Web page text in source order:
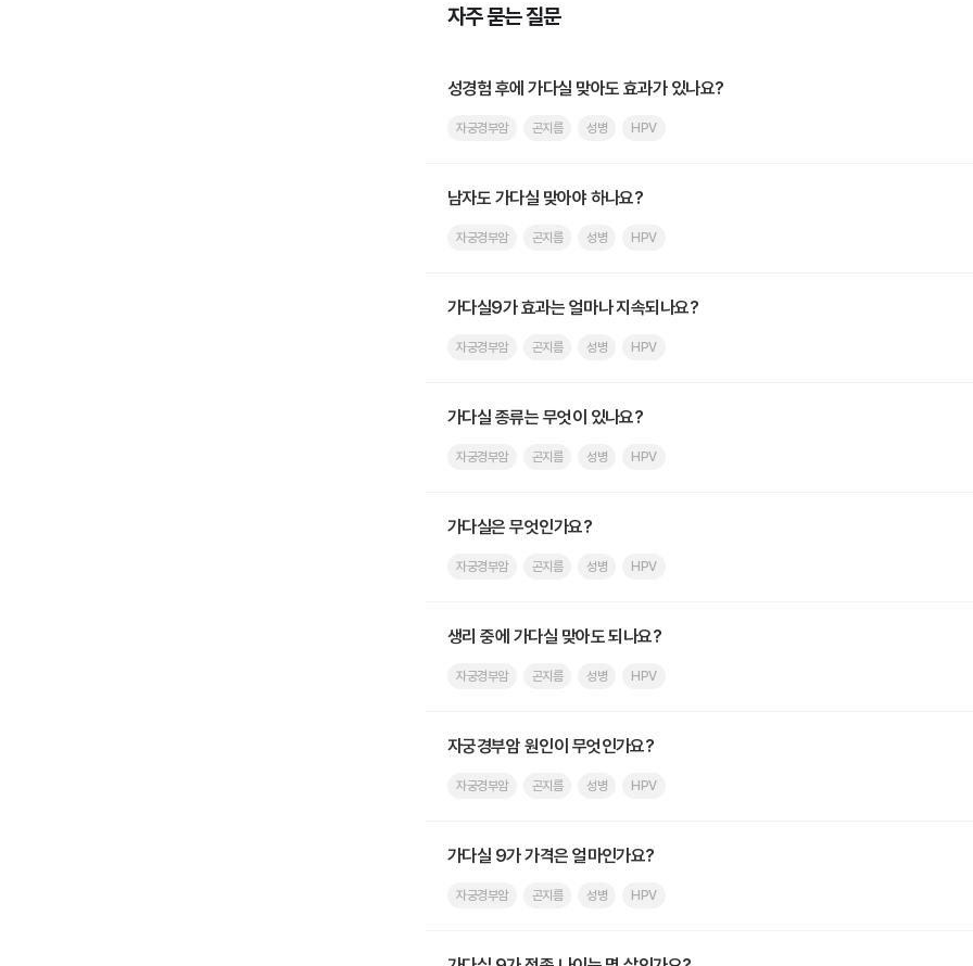
자주 묻는 질문
성경험 후에 가다실 맞아도 효과가 있나요?
자궁경부암 곤지름 성병 HPV
남자도 가다실 맞아야 하나요?
자궁경부암 곤지름 성병 HPV
가다실9가 효과는 얼마나 지속되나요?
자궁경부암 곤지름 성병 HPV
가다실 종류는 무엇이 있나요?
자궁경부암 곤지름 성병 HPV
가다실은 무엇인가요?
자궁경부암 곤지름 성병 HPV
생리 중에 가다실 맞아도 되나요?
자궁경부암 곤지름 성병 HPV
자궁경부암 원인이 무엇인가요?
자궁경부암 곤지름 성병 HPV
가다실 9가 가격은 얼마인가요?
자궁경부암 곤지름 성병 HPV